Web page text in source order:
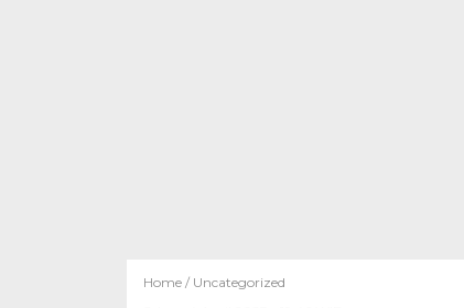
Home / Uncategorized